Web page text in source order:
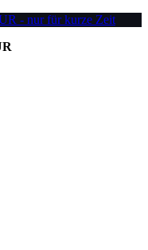
- nur für kurze Zeit